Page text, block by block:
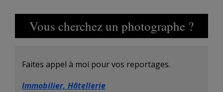
Vous cherchez un photographe ?
Faites appel à moi pour vos reportages.
Immobilier, Hôtellerie